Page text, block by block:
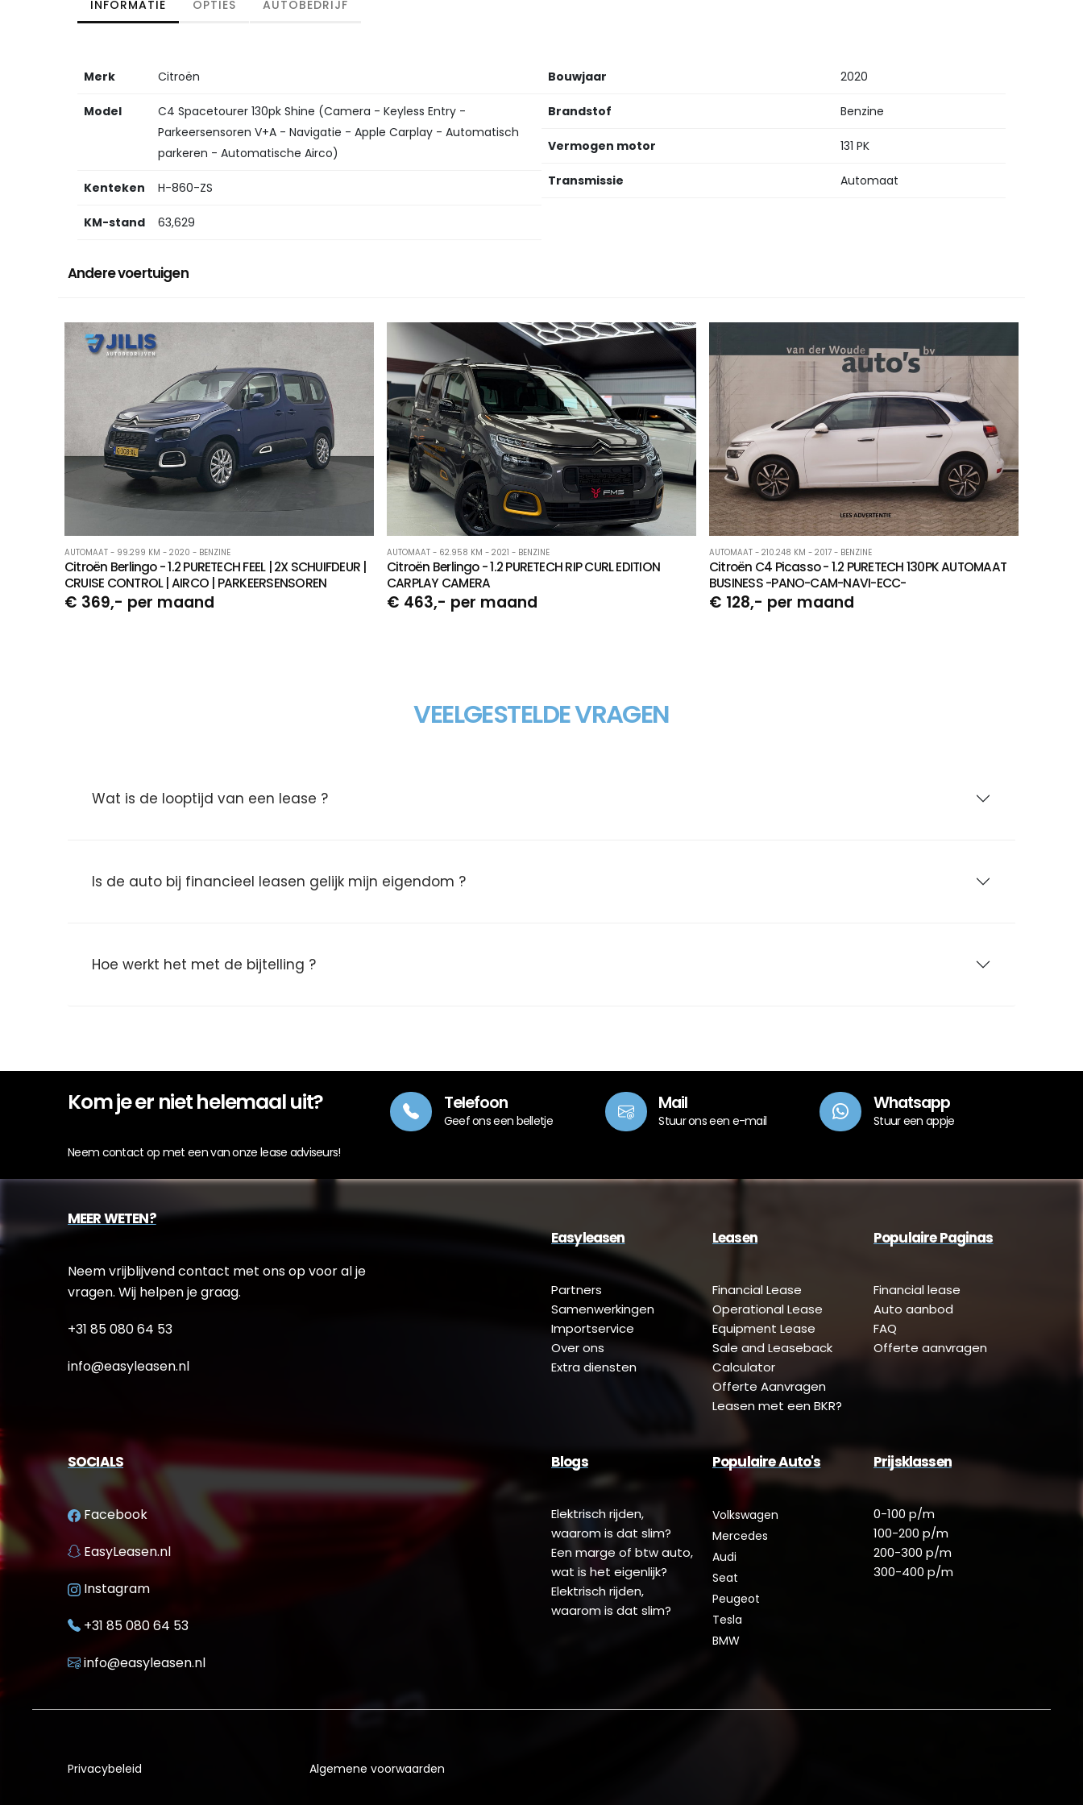
INFORMATIE OPTIES AUTOBEDRIJF
Merk Citroën
Model
C4 Spacetourer 130pk Shine (Camera - Keyless Entry -
Parkeersensoren V+A - Navigatie - Apple Carplay - Automatisch
parkeren - Automatische Airco)
Kenteken H-860-ZS
KM-stand 63,629
Bouwjaar 2020
Brandstof Benzine
Vermogen motor 131 PK
Transmissie Automaat
Andere voertuigen
AUTOMAAT - 99.299 KM - 2020 - BENZINE
Citroën Berlingo - 1.2 PURETECH FEEL | 2X SCHUIFDEUR |
CRUISE CONTROL | AIRCO | PARKEERSENSOREN
€ 369,- per maand
AUTOMAAT - 62.958 KM - 2021 - BENZINE
Citroën Berlingo - 1.2 PURETECH RIP CURL EDITION
CARPLAY CAMERA
€ 463,- per maand
AUTOMAAT - 210.248 KM - 2017 - BENZINE
Citroën C4 Picasso - 1.2 PURETECH 130PK AUTOMAAT
BUSINESS -PANO-CAM-NAVI-ECC-
€ 128,- per maand
VEELGESTELDE VRAGEN
Wat is de looptijd van een lease ?
Is de auto bij financieel leasen gelijk mijn eigendom ?
Hoe werkt het met de bijtelling ?
Kom je er niet helemaal uit?
Neem contact op met een van onze lease adviseurs!
Telefoon
Geef ons een belletje
Mail
Stuur ons een e-mail
Whatsapp
Stuur een appje
MEER WETEN?
Neem vrijblijvend contact met ons op voor al je
vragen. Wij helpen je graag.
+31 85 080 64 53
info@easyleasen.nl
Easyleasen
Partners
Samenwerkingen
Importservice
Over ons
Extra diensten
Leasen
Financial Lease
Operational Lease
Equipment Lease
Sale and Leaseback
Calculator
Offerte Aanvragen
Leasen met een BKR?
Populaire Paginas
Financial lease
Auto aanbod
FAQ
Offerte aanvragen
SOCIALS
Facebook
EasyLeasen.nl
Instagram
+31 85 080 64 53
info@easyleasen.nl
Blogs
Elektrisch rijden,
waarom is dat slim?
Een marge of btw auto,
wat is het eigenlijk?
Elektrisch rijden,
waarom is dat slim?
Populaire Auto's
Volkswagen
Mercedes
Audi
Seat
Peugeot
Tesla
BMW
Prijsklassen
0-100 p/m
100-200 p/m
200-300 p/m
300-400 p/m
Privacybeleid Algemene voorwaarden